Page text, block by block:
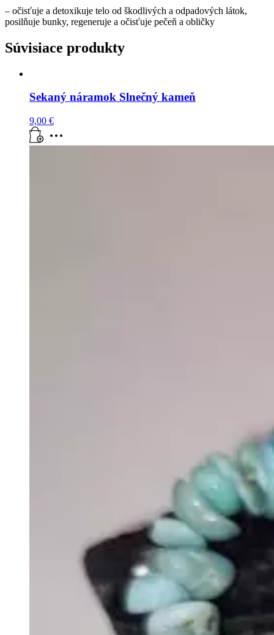
– očisťuje a detoxikuje telo od škodlivých a odpadových látok,
posilňuje bunky, regeneruje a očisťuje pečeň a obličky
Súvisiace produkty
Sekaný náramok Slnečný kameň
9,00 €